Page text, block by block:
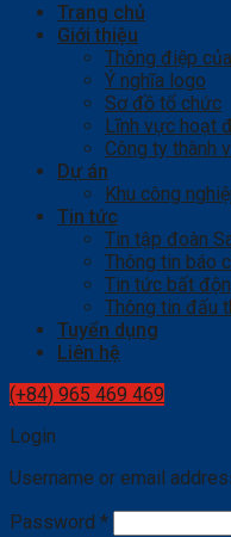
Trang chủ
Giới thiệu
Thông điệp
Ý nghĩa logo
Sơ đồ tổ chức
Lĩnh vực hoạt
Công ty thành
Dự án
Khu công
Tin tức
Tin tập đoàn
Thông tin báo
Tin tức bất
Thông tin đấu
Tuyển dụng
Liên hệ
(+84) 965 469 469
Login
Username or email
Password *